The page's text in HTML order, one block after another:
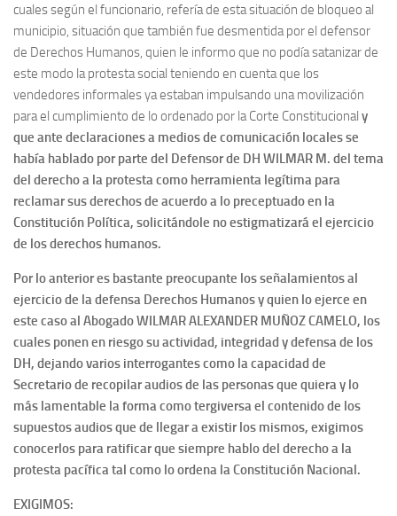
cuales según el funcionario, refería de esta situación de bloqueo al
municipio, situación que también fue desmentida por el defensor
de Derechos Humanos, quien le informo que no podía satanizar de
este modo la protesta social teniendo en cuenta que los
vendedores informales ya estaban impulsando una movilización
para el cumplimiento de lo ordenado por la Corte Constitucional y
que ante declaraciones a medios de comunicación locales se
había hablado por parte del Defensor de DH WILMAR M. del tema
del derecho a la protesta como herramienta legítima para
reclamar sus derechos de acuerdo a lo preceptuado en la
Constitución Política, solicitándole no estigmatizará el ejercicio
de los derechos humanos.
Por lo anterior es bastante preocupante los señalamientos al
ejercicio de la defensa Derechos Humanos y quien lo ejerce en
este caso al Abogado WILMAR ALEXANDER MUÑOZ CAMELO, los
cuales ponen en riesgo su actividad, integridad y defensa de los
DH, dejando varios interrogantes como la capacidad de
Secretario de recopilar audios de las personas que quiera y lo
más lamentable la forma como tergiversa el contenido de los
supuestos audios que de llegar a existir los mismos, exigimos
conocerlos para ratificar que siempre hablo del derecho a la
protesta pacífica tal como lo ordena la Constitución Nacional.
EXIGIMOS: